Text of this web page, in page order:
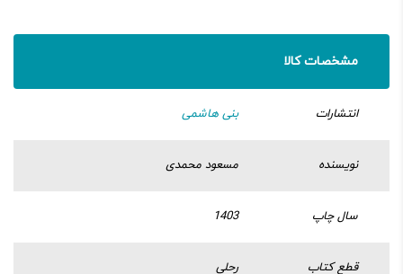
مشخصات کالا
انتشارات بنی هاشمی
نویسنده مسعود محمدی
سال چاپ 1403
قطع کتاب رحلی